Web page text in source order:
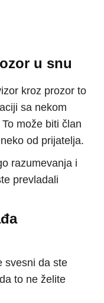
u snu
kroz prozor to
sa nekom
može biti član
od prijatelja.
razumevanja i
prevladali
svesni da ste
to ne želite